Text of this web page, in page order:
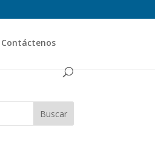
Contáctenos